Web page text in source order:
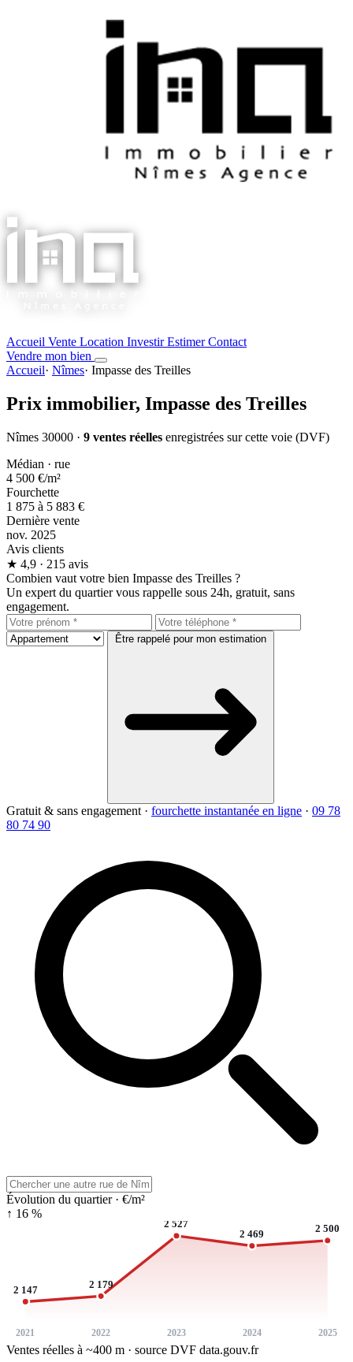
Accueil Vente Location InvestirEstimerContact
Vendre mon bien
Accueil· Nîmes· Impasse des Treilles
Prix immobilier, Impasse des Treilles
Nîmes 30000 · 9 ventes réelles enregistrées sur cette voie (DVF)
Médian · rue
4 500 €/m²
Fourchette
1 875 à 5 883 €
Dernière vente
nov. 2025
Avis clients
★ 4,9 · 215 avis
Combien vaut votre bien Impasse des Treilles ?
Un expert du quartier vous rappelle sous 24h, gratuit, sans
engagement.
Être rappelé pour mon estimation
Gratuit & sans engagement · fourchette instantanée en ligne · 09 78
80 74 90
Évolution du quartier · €/m²
↑ 16 %
2 147
2021
2 179
2022
2 527
2023
2 469
2024
2 500
2025
Ventes réelles à ~400 m · source DVF data.gouv.fr